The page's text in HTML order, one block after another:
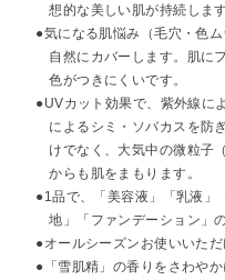
想的な美しい肌が持続します
●気になる肌悩み（毛穴・色
自然にカバーします。肌に
色がつきにくいです。
●UVカット効果で、紫外線に
によるシミ・ソバカスを防
けでなく、大気中の微粒子
からも肌をまもります。
●1品で、「美容液」「乳液」
地」「ファンデーション」
●オールシーズンお使いいただ
●「雪肌精」の香りをさわや